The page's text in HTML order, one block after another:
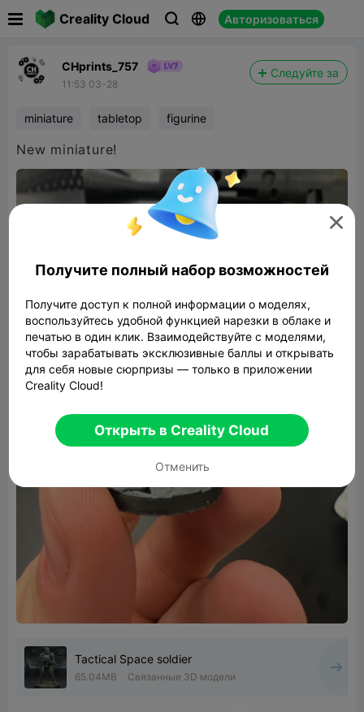
Creality Cloud   Авторизоваться
CHprints_757
11:53 03-28
Следуйте за
miniature tabletop figurine
New miniature!
Tactical Space soldier
65.04MB Связанные 3D модели

Получите полный набор возможностей
Получите доступ к полной информации о моделях,
воспользуйтесь удобной функцией нарезки в облаке и
печатью в один клик. Взаимодействуйте с моделями,
чтобы зарабатывать эксклюзивные баллы и открывать
для себя новые сюрпризы — только в приложении
Creality Cloud!
Открыть в Creality Cloud
Отменить